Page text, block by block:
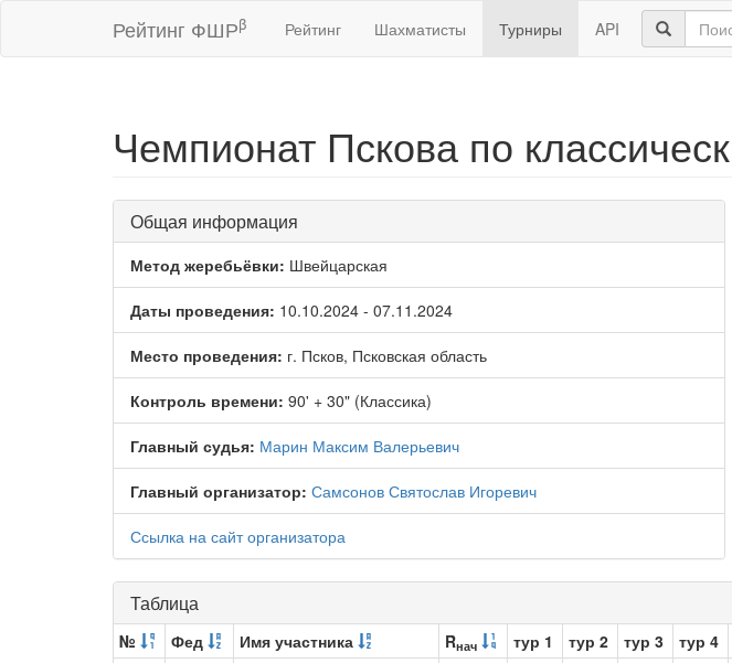
Рейтинг ФШРβ Рейтинг Шахматисты Турниры API
Чемпионат Пскова по
Общая информация
Метод жеребьёвки: Швейцарская
Даты проведения: 10.10.2024 - 07.11.2024
Место проведения: г. Псков, Псковская область
Контроль времени: 90' + 30" (Классика)
Главный судья: Марин Максим Валерьевич
Главный организатор: Самсонов Святослав Игоревич
Ссылка на сайт организатора
Таблица
№ Фед Имя участника Rнач тур 1 тур 2 тур 3 тур 4